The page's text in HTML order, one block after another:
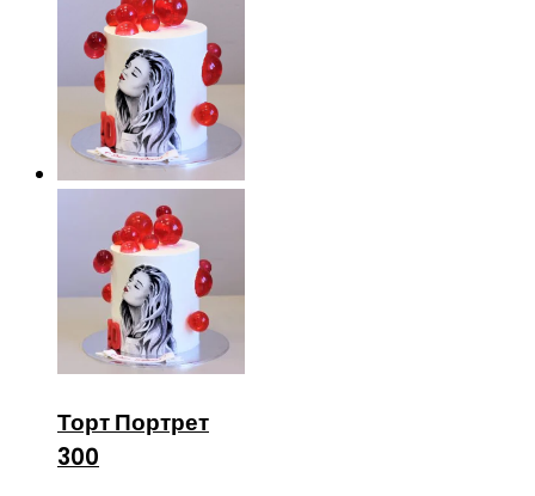
Торт Портрет
300